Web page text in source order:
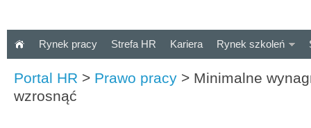
Rynek pracy Strefa HR Kariera Rynek szkoleń
Portal HR > Prawo pracy > Minimalne
wzrosnąć